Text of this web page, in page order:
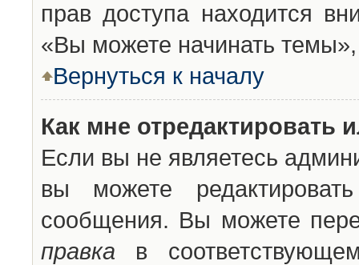
прав доступа находится
«Вы можете начинать
Вернуться к началу
Как мне отредактировать
Если вы не являетесь
вы можете
сообщения. Вы можете
правка в